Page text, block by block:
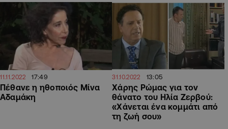
11.11.2022 17:49
Πέθανε η ηθοποιός Μίνα
Αδαμάκη
31.10.2022 13:05
Χάρης Ρώμας για τον
θάνατο του Ηλία Ζερβού:
«Χάνεται ένα κομμάτι από
τη ζωή σου»